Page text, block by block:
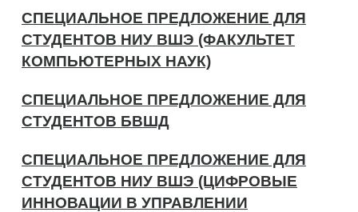
СПЕЦИАЛЬНОЕ ПРЕДЛОЖЕНИЕ ДЛЯ
СТУДЕНТОВ НИУ ВШЭ (ФАКУЛЬТЕТ
КОМПЬЮТЕРНЫХ НАУК)
СПЕЦИАЛЬНОЕ ПРЕДЛОЖЕНИЕ ДЛЯ
СТУДЕНТОВ БВШД
СПЕЦИАЛЬНОЕ ПРЕДЛОЖЕНИЕ ДЛЯ
СТУДЕНТОВ НИУ ВШЭ (ЦИФРОВЫЕ
ИННОВАЦИИ В УПРАВЛЕНИИ